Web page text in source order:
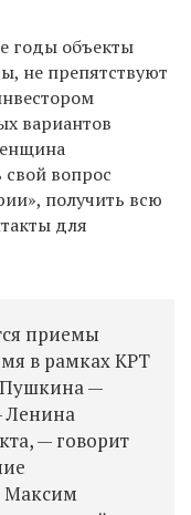
годы объекты
не препятствуют
вариантов
свой вопрос
получить всю
для
приемы
в рамках КРТ
Пушкина —
Ленина
— говорит
Максим